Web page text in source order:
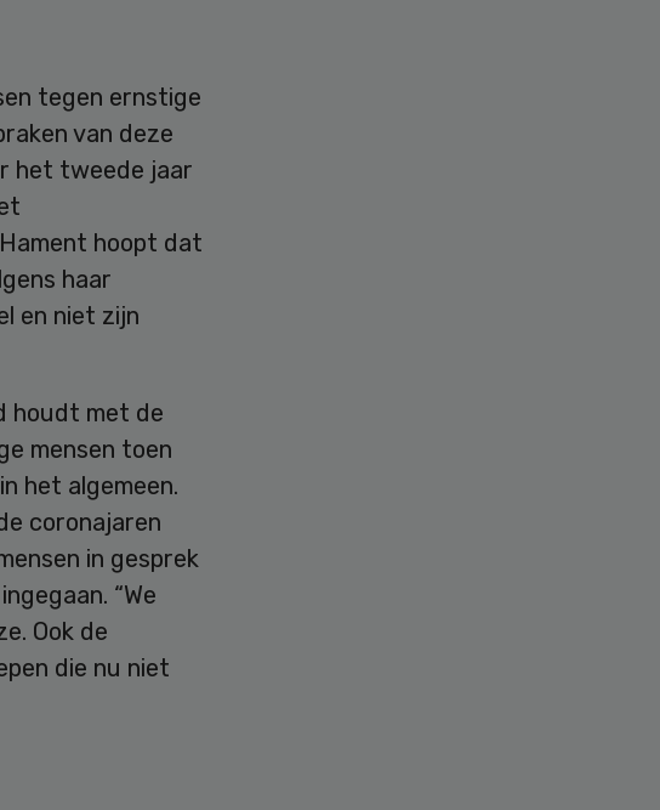
tegen ernstige
van deze
het tweede jaar
hoopt dat
haar
en niet zijn
houdt met de
mensen toen
het algemeen.
coronajaren
in gesprek
“We
Ook de
die nu niet